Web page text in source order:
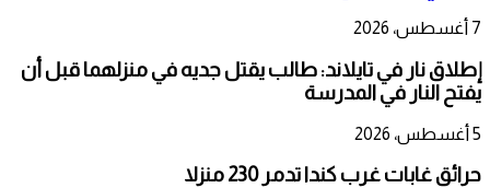
7 أغسطس، 2026
إطلاق نار في تايلاند: طالب يقتل جديه في منزلهما قبل أن
يفتح النار في المدرسة
5 أغسطس، 2026
حرائق غابات غرب كندا تدمر 230 منزلا